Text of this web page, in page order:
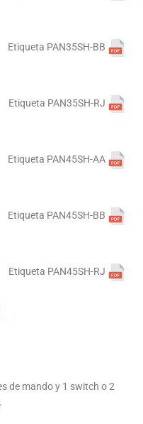
Etiqueta PAN35SH-BB
Etiqueta PAN35SH-RJ
Etiqueta PAN45SH-AA
Etiqueta PAN45SH-BB
Etiqueta PAN45SH-RJ
de mando y 1 switch o 2